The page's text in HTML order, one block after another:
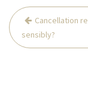
Post
navigation
Cancellation
sensibly?